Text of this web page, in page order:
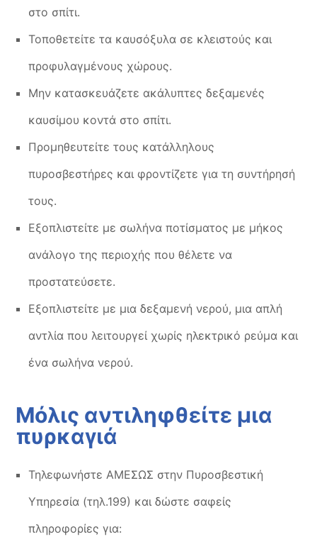
στο σπίτι.
Τοποθετείτε τα καυσόξυλα σε κλειστούς και
προφυλαγμένους χώρους.
Μην κατασκευάζετε ακάλυπτες δεξαμενές
καυσίμου κοντά στο σπίτι.
Προμηθευτείτε τους κατάλληλους
πυροσβεστήρες και φροντίζετε για τη συντήρησή
τους.
Εξοπλιστείτε με σωλήνα ποτίσματος με μήκος
ανάλογο της περιοχής που θέλετε να
προστατεύσετε.
Εξοπλιστείτε με μια δεξαμενή νερού, μια απλή
αντλία που λειτουργεί χωρίς ηλεκτρικό ρεύμα και
ένα σωλήνα νερού.
Μόλις αντιληφθείτε μια
πυρκαγιά
Τηλεφωνήστε ΑΜΕΣΩΣ στην Πυροσβεστική
Υπηρεσία (τηλ.199) και δώστε σαφείς
πληροφορίες για: